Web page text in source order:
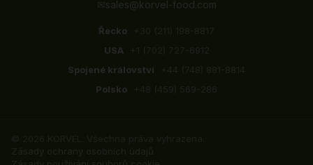
✉sales@korvel-food.com
Řecko
USA
Spojené království
Polsko
Zásady ochrany osobních údajů